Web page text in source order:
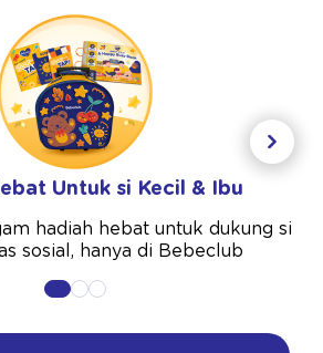
Untuk si Kecil & Ibu
hadiah hebat untuk dukung si
sosial, hanya di Bebeclub